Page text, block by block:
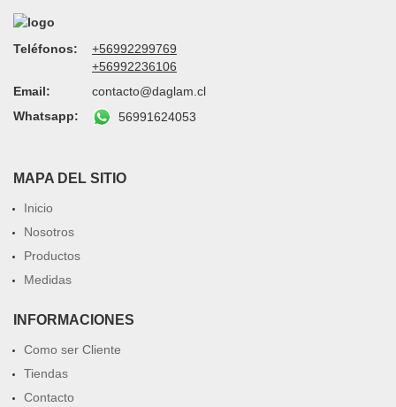
Teléfonos:
+56992299769
+56992236106
Email:
contacto@daglam.cl
Whatsapp:
56991624053
MAPA DEL SITIO
Inicio
Nosotros
Productos
Medidas
INFORMACIONES
Como ser Cliente
Tiendas
Contacto